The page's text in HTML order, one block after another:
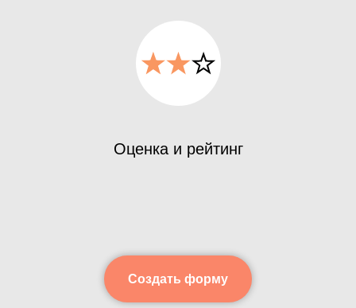
Оценка и рейтинг
Создать форму